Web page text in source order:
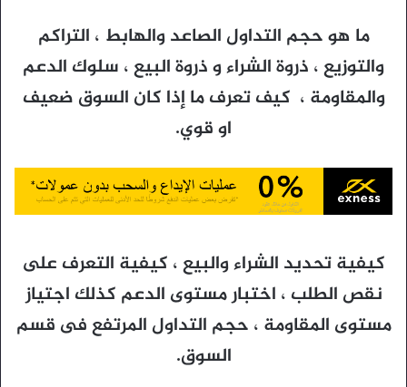
ما هو حجم التداول الصاعد والهابط ، التراكم
والتوزيع ، ذروة الشراء و ذروة البيع ، سلوك الدعم
والمقاومة ، كيف تعرف ما إذا كان السوق ضعيف
او قوي.
كيفية تحديد الشراء والبيع ، كيفية التعرف على
نقص الطلب ، اختبار مستوى الدعم كذلك اجتياز
مستوى المقاومة ، حجم التداول المرتفع فى قسم
السوق.